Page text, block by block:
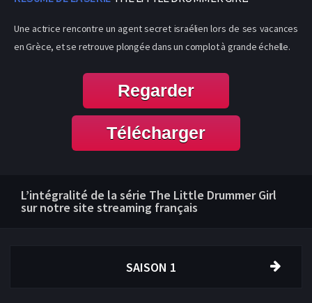
Une actrice rencontre un agent secret israélien lors de ses vacances
en Grèce, et se retrouve plongée dans un complot à grande échelle.
Regarder
Télécharger
L’intégralité de la série The Little Drummer Girl
sur notre site streaming français
SAISON 1